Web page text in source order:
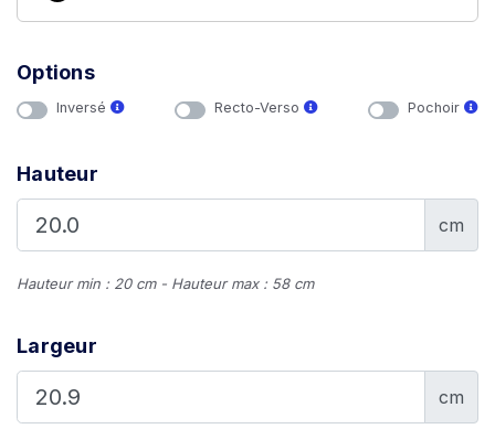
Options
Inversé Recto-Verso Pochoir
Hauteur
cm
Hauteur min : 20 cm - Hauteur max : 58 cm
Largeur
cm